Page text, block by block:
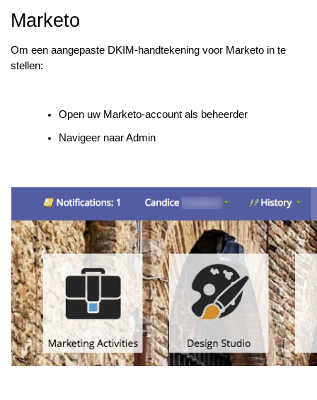
Marketo
Om een aangepaste DKIM-handtekening voor Marketo in te
stellen:
Open uw Marketo-account als beheerder
Navigeer naar Admin